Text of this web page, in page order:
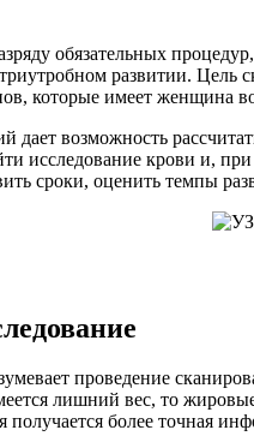
обязательных
развитии. Цель
которые имеет женщина
дает возможность
исследование крови и,
сроки, оценить темпы
проведение
лишний вес, то
получается более точная